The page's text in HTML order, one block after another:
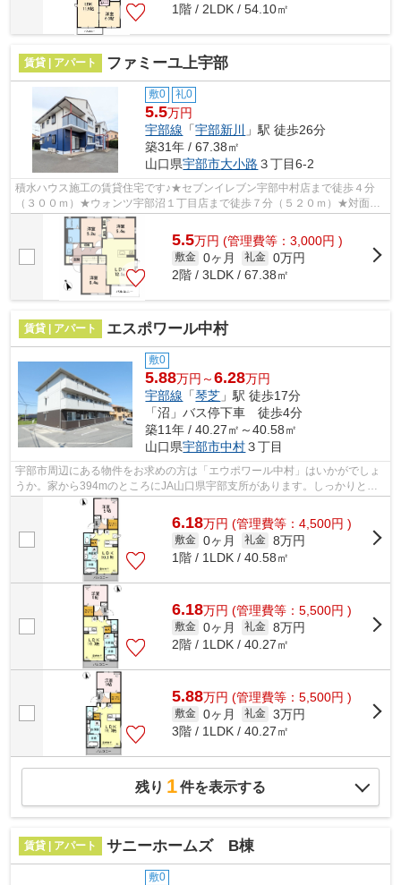
1階 / 2LDK / 54.10㎡
賃貸 | アパート ファミーユ上宇部
敷0 礼0
5.5万円
宇部線 「宇部新川
」駅 徒歩26分
築31年 / 67.38㎡
山口県宇部市大小路 ３丁目6-2
積水ハウス施工の賃貸住宅です♪★セブンイレブン宇部中村店まで徒歩４分
（３００ｍ）★ウォンツ宇部沼１丁目店まで徒歩７分（５２０ｍ）★対面キ
ッチン３ＬＤＫ★エアコン★カラーモニター...
5.5万円 (管理費等：3,000円 )
敷金 0ヶ月 礼金 0万円
2階 / 3LDK / 67.38㎡
賃貸 | アパート エスポワール中村
敷0
5.88万円～6.28万円
宇部線 「琴芝 」駅 徒歩17分
「沼」バス停下車 徒歩4分
築11年 / 40.27㎡～40.58㎡
山口県宇部市中村３丁目
宇部市周辺にある物件をお求めの方は「エウポワール中村」はいかがでしょ
うか。家から394mのところにJA山口県宇部支所があります。しっかりとし
た造りが自慢の築8年のアパート。こちら...
6.18万円 (管理費等：4,500円 )
敷金 0ヶ月 礼金 8万円
1階 / 1LDK / 40.58㎡
6.18万円 (管理費等：5,500円 )
敷金 0ヶ月 礼金 8万円
2階 / 1LDK / 40.27㎡
5.88万円 (管理費等：5,500円 )
敷金 0ヶ月 礼金 3万円
3階 / 1LDK / 40.27㎡
残り 1件を表示する
賃貸 | アパート サニーホームズ B棟
敷0